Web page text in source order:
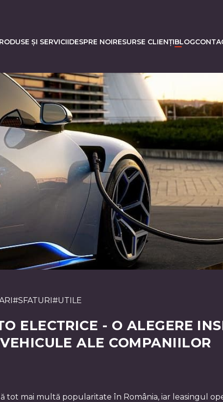
ȘI SERVICIIDESPRE NOIRESURSE CLIENȚIBLOG
#SFATURI#UTILE
ELECTRICE - O ALEGERE
ALE COMPANIILOR
tot mai multă popularitate în România, iar leasingul